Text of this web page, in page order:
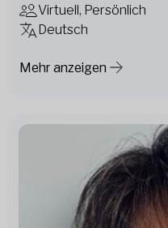
Virtuell, Persönlich
Deutsch
Mehr anzeigen